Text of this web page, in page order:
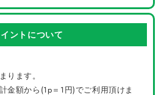
ントについて
ります。
金額から(1p＝1円)でご利用頂けま